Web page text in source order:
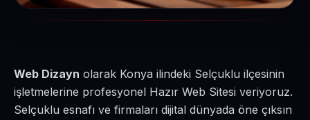
Web Dizayn olarak Konya ilindeki Selçuklu ilçesinin
işletmelerine profesyonel Hazır Web Sitesi veriyoruz.
Selçuklu esnafı ve firmaları dijital dünyada öne çıksın